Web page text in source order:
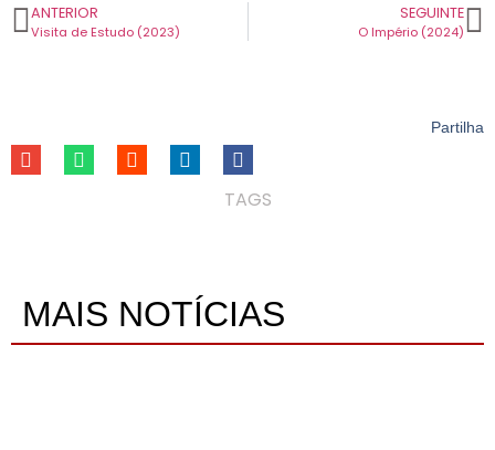
ANTERIOR
Visita de Estudo (2023)
SEGUINTE
O Império (2024)
Partilha
TAGS
MAIS NOTÍCIAS